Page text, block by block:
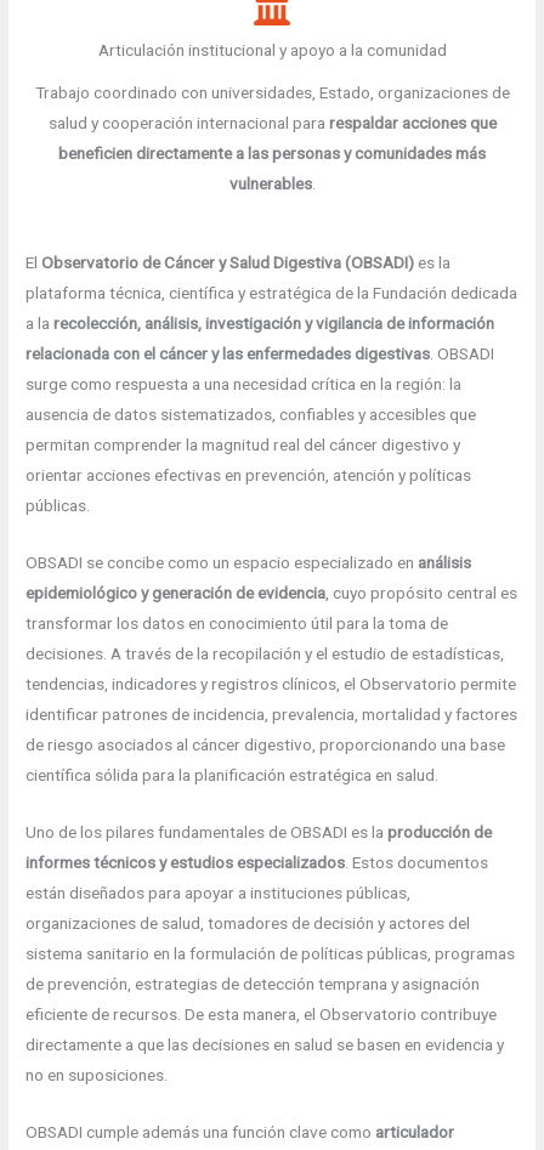
Articulación institucional y apoyo a la comunidad
Trabajo coordinado con universidades, Estado, organizaciones de
salud y cooperación internacional para respaldar acciones que
beneficien directamente a las personas y comunidades más
vulnerables.
ElObservatorio de Cáncer y Salud Digestiva (OBSADI) es la
plataforma técnica, científica y estratégica de la Fundación dedicada
a larecolección, análisis, investigación y vigilancia de información
relacionada con el cáncer y las enfermedades digestivas. OBSADI
surge como respuesta a una necesidad crítica en la región: la
ausencia de datos sistematizados, confiables y accesibles que
permitan comprender la magnitud real del cáncer digestivo y
orientar acciones efectivas en prevención, atención y políticas
públicas.
OBSADI se concibe como un espacio especializado en análisis
epidemiológico y generación de evidencia , cuyo propósito central es
transformar los datos en conocimiento útil para la toma de
decisiones. A través de la recopilación y el estudio de estadísticas,
tendencias, indicadores y registros clínicos, el Observatorio permite
identificar patrones de incidencia, prevalencia, mortalidad y factores
de riesgo asociados al cáncer digestivo, proporcionando una base
científica sólida para la planificación estratégica en salud.
Uno de los pilares fundamentales de OBSADI es laproducción de
informes técnicos y estudios especializados . Estos documentos
están diseñados para apoyar a instituciones públicas,
organizaciones de salud, tomadores de decisión y actores del
sistema sanitario en la formulación de políticas públicas, programas
de prevención, estrategias de detección temprana y asignación
eficiente de recursos. De esta manera, el Observatorio contribuye
directamente a que las decisiones en salud se basen en evidencia y
no en suposiciones.
OBSADI cumple además una función clave como articulador